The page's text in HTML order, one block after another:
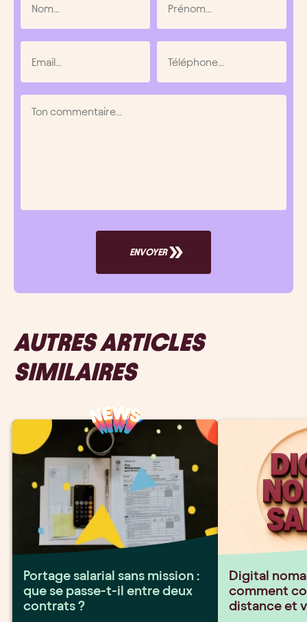
ENVOYER
AUTRES ARTICLES
SIMILAIRES
Portage salarial sans mission :
que se passe-t-il entre deux
contrats ?
Digital
comment
distance et